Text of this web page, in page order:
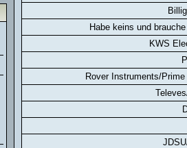
Habe keins und
KWS
Rover Instruments/